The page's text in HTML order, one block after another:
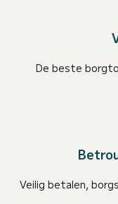
De beste
Veilig betalen,